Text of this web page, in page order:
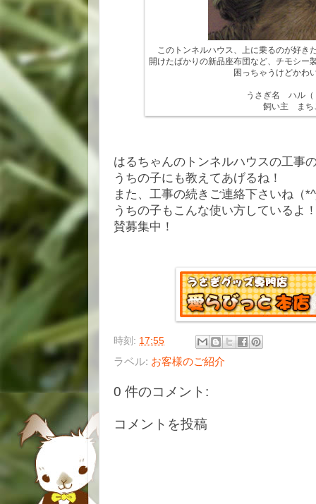
このトンネルハウス、上に乗るのが好き
開けたばかりの新品座布団など、チモシー
困っちゃうけどかわ
うさぎ名 ハル（
飼い主 まち
はるちゃんのトンネルハウスの工事
うちの子にも教えてあげるね！
また、工事の続きご連絡下さいね（
うちの子もこんな使い方しているよ
賛募集中！
時刻: 17:55
ラベル: お客様のご紹介
0 件のコメント:
コメントを投稿